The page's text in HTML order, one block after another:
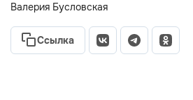
Валерия Бусловская
Ссылка